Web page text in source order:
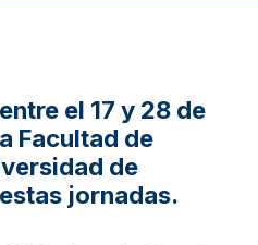
el 17 y 28 de
Facultad de
de
jornadas.